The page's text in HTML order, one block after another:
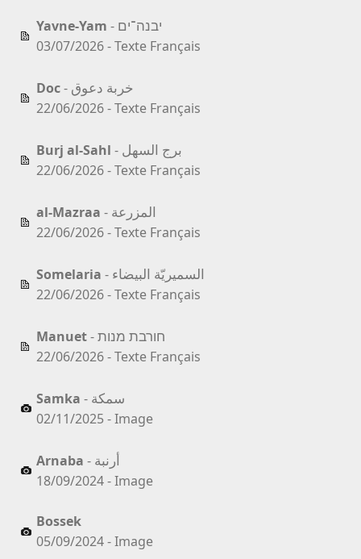
Yavne-Yam - יבנה־ים
03/07/2026 - Texte Français
Doc- خربة دعوق
22/06/2026 - Texte Français
Burj al-Sahl - برج السهل
22/06/2026 - Texte Français
al-Mazraa - المزرعة
22/06/2026 - Texte Français
Somelaria - السميريّة البيضاء
22/06/2026 - Texte Français
Manuet-חורבת מנות
22/06/2026 - Texte Français
Samka - سمكة
02/11/2025 - Image
Arnaba - أرنبة
18/09/2024 - Image
Bossek
05/09/2024 - Image